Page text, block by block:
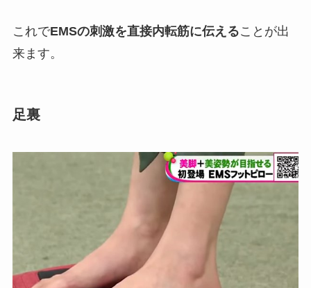
これでEMSの刺激を直接内転筋に伝えることが出
来ます。
足裏